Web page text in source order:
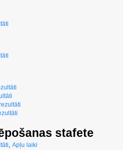
stafete
Apļu laiki